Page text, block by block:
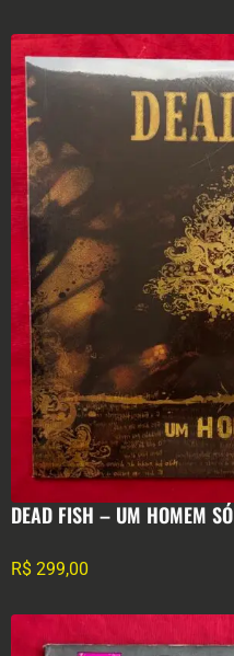
DEAD FISH – UM HOMEM SÓ
R$ 299,00